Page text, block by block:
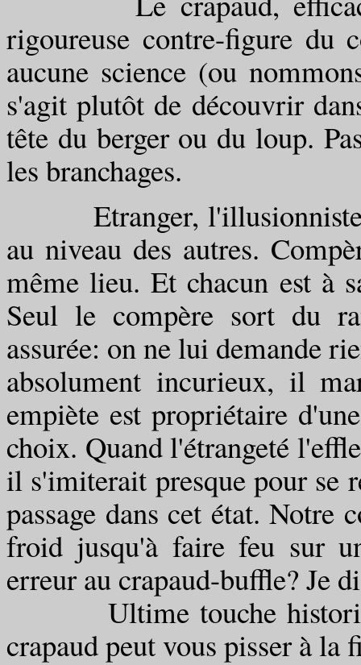
rigoureuse contre-figure du
aucune science (ou
s'agit plutôt de découvrir
tête du berger ou du loup.
les branchages.
Etranger, l'illusionniste
au niveau des autres.
même lieu. Et chacun est à
Seul le compère sort du
assurée: on ne lui demande
absolument incurieux, il
empiète est propriétaire
choix. Quand l'étrangeté
il s'imiterait presque pour se
passage dans cet état. Notre
froid jusqu'à faire feu sur
erreur au crapaud-buffle? Je
Ultime touche
crapaud peut vous pisser à la